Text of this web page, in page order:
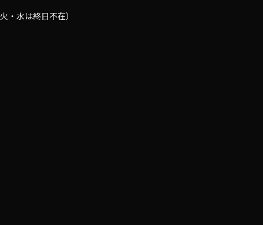
水は終日不在）